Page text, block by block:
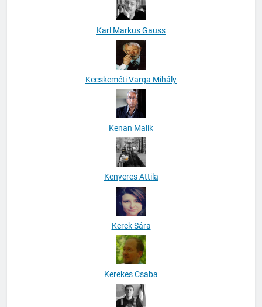
Karl Markus Gauss
Kecskeméti Varga Mihály
Kenan Malik
Kenyeres Attila
Kerek Sára
Kerekes Csaba